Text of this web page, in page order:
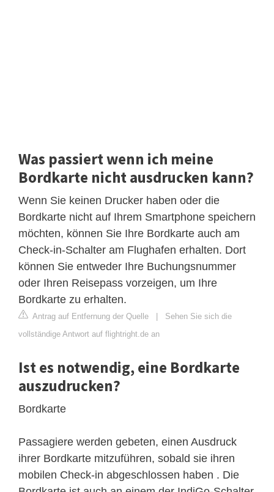
Was passiert wenn ich meine
Bordkarte nicht ausdrucken kann?
Wenn Sie keinen Drucker haben oder die
Bordkarte nicht auf Ihrem Smartphone speichern
möchten, können Sie Ihre Bordkarte auch am
Check-in-Schalter am Flughafen erhalten. Dort
können Sie entweder Ihre Buchungsnummer
oder Ihren Reisepass vorzeigen, um Ihre
Bordkarte zu erhalten.
Antrag auf Entfernung der Quelle
Sehen Sie sich die
vollständige Antwort auf flightright.de an
Ist es notwendig, eine Bordkarte
auszudrucken?
Bordkarte
Passagiere werden gebeten, einen Ausdruck
ihrer Bordkarte mitzuführen, sobald sie ihren
mobilen Check-in abgeschlossen haben . Die